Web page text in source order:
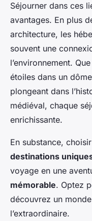
Séjourner dans ces
avantages. En plus
architecture, les
souvent une
l’environnement.
étoiles dans un
plongeant dans
médiéval, chaque
enrichissante.
En substance,
destinations
voyage en une
mémorable. Optez
découvrez un
l’extraordinaire.